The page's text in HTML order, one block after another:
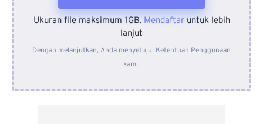
Dari Perangkat
Dari Dropbox
Ukuran file maksimum 1GB.Mendaftaruntuk lebih
lanjut
Dengan melanjutkan, Anda menyetujui Ketentuan Penggunaan
kami.